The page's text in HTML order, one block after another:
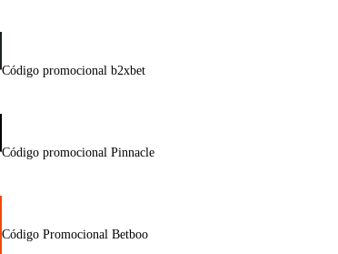
Código promocional b2xbet
Código promocional Pinnacle
Código Promocional Betboo